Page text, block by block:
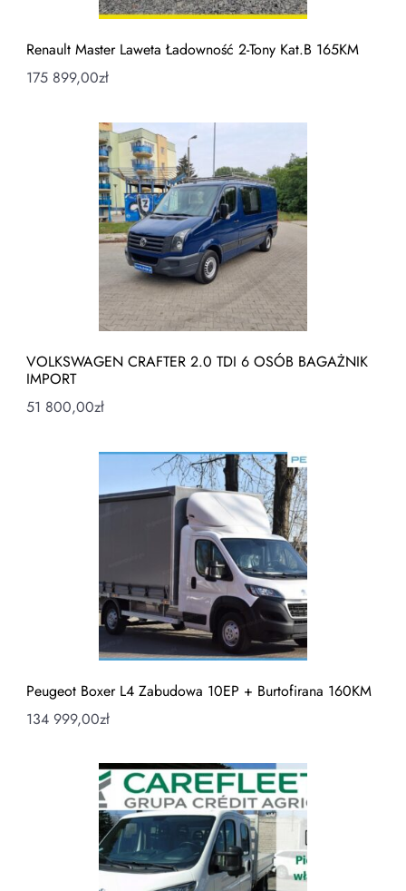
Renault Master Laweta Ładowność 2-Tony Kat.B 165KM
175 899,00zł
VOLKSWAGEN CRAFTER 2.0 TDI 6 OSÓB BAGAŻNIK
IMPORT
51 800,00zł
Peugeot Boxer L4 Zabudowa 10EP + Burtofirana 160KM
134 999,00zł